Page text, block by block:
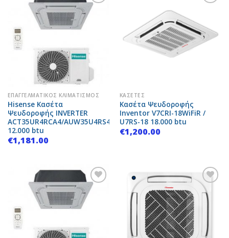
ΕΠΑΓΓΕΛΜΑΤΙΚΌΣ ΚΛΙΜΑΤΙΣΜΌΣ
Hisense Κασέτα
Ψευδοροφής INVERTER
ACT35UR4RCA4/AUW35U4RS4
12.000 btu
€1,181.00
Add to
Wishlist
ΚΑΣΈΤΕΣ
Κασέτα Ψευδοροφής
Inventor V7CRI-18WiFiR /
U7RS-18 18.000 btu
€1,200.00